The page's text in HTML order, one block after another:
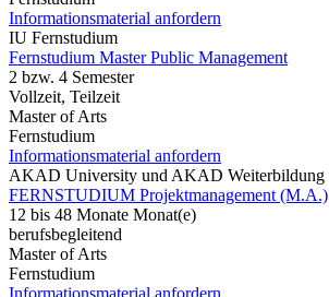
Informationsmaterial anfordern
IU Fernstudium
Fernstudium Master Public Management
2 bzw. 4 Semester
Vollzeit, Teilzeit
Master of Arts
Fernstudium
Informationsmaterial anfordern
AKAD University und AKAD Weiterbildung
FERNSTUDIUM Projektmanagement (M.A.)
12 bis 48 Monate Monat(e)
berufsbegleitend
Master of Arts
Fernstudium